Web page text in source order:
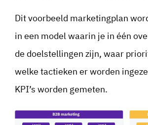
Dit voorbeeld marketingplan
in een model waarin je in één
de doelstellingen zijn, waar
welke tactieken er worden
KPI’s worden gemeten.